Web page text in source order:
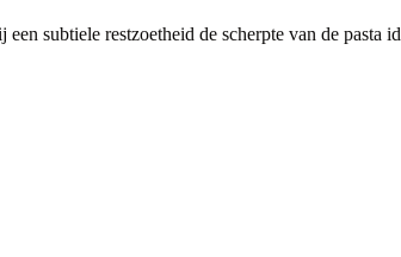
subtiele restzoetheid de scherpte van de